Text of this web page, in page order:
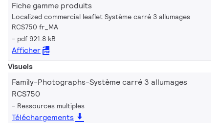
Fiche gamme produits
Localized commercial leaflet Système carré 3 allumages
RCS750 fr_MA
pdf 921.8 kB
Afficher
Visuels
Family-Photographs-Système carré 3 allumages
RCS750
Ressources multiples
Téléchargements